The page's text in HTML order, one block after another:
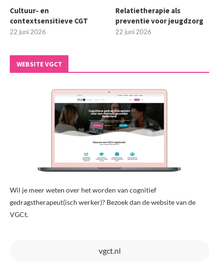
Cultuur- en
contextsensitieve CGT
22 juni 2026
Relatietherapie als
preventie voor jeugdzorg
22 juni 2026
WEBSITE VGCT
Wil je meer weten over het worden van cognitief
gedragstherapeut(isch werker)? Bezoek dan de website van de
VGCt.
vgct.nl